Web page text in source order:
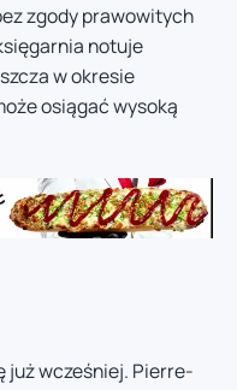
zgody prawowitych
notuje
w okresie
osiągać wysoką
już wcześniej. Pierre-